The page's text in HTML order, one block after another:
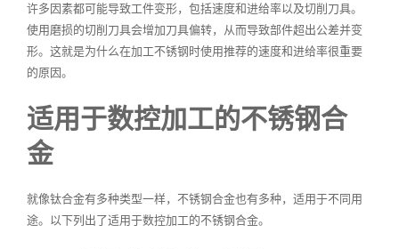
许多因素都可能导致工件变形，包括速度和进给率以及切削刀具。
使用磨损的切削刀具会增加刀具偏转，从而导致部件超出公差并变
形。这就是为什么在加工不锈钢时使用推荐的速度和进给率很重要
的原因。
适用于数控加工的不锈钢合
金
就像钛合金有多种类型一样，不锈钢合金也有多种，适用于不同用
途。以下列出了适用于数控加工的不锈钢合金。